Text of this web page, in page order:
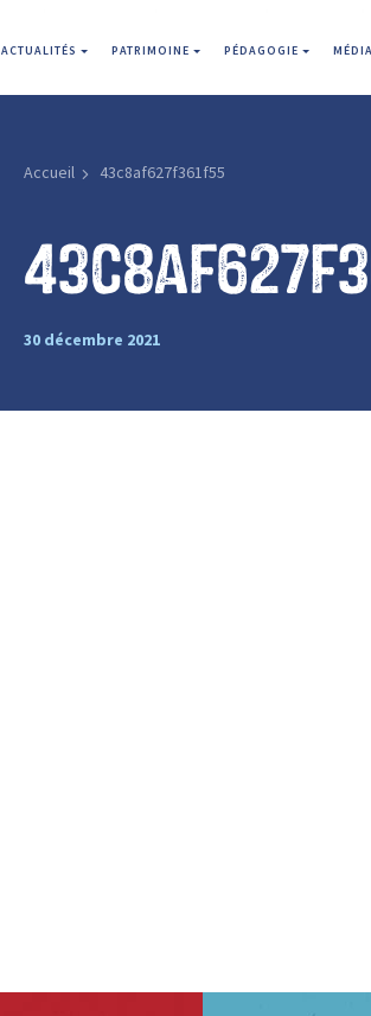
ACTUALITÉS PATRIMOINE PÉDAGOGIE
Accueil 43c8af627f361f55
30 décembre 2021